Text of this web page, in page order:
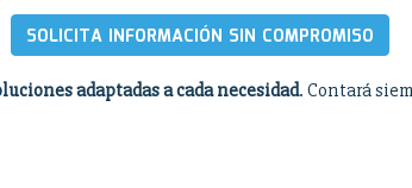
SOLICITA INFORMACIÓN SIN COMPROMISO
adaptadas a cada necesidad. Contará